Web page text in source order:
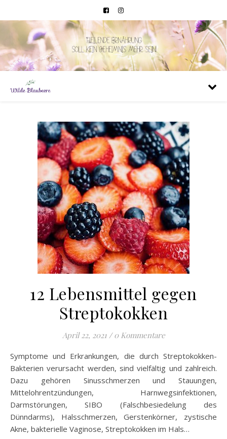
12 Lebensmittel gegen
Streptokokken
April 22, 2021 / 0 Kommentare
Symptome und Erkrankungen, die durch Streptokokken-
Bakterien verursacht werden, sind vielfältig und zahlreich.
Dazu gehören Sinusschmerzen und Stauungen,
Mittelohrentzündungen, Harnwegsinfektionen,
Darmstörungen, SIBO (Falschbesiedelung des
Dünndarms), Halsschmerzen, Gerstenkörner, zystische
Akne, bakterielle Vaginose, Streptokokken im Hals…